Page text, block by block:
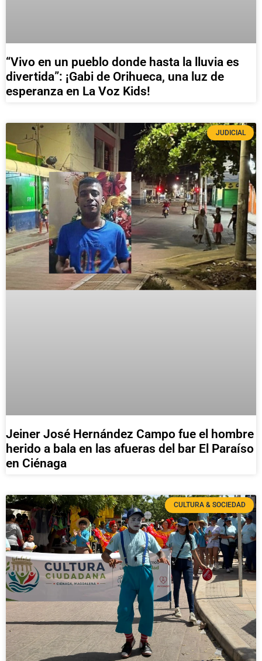
“Vivo en un pueblo donde hasta la lluvia es
divertida”: ¡Gabi de Orihueca, una luz de
esperanza en La Voz Kids!
JUDICIAL
Jeiner José Hernández Campo fue el hombre
herido a bala en las afueras del bar El Paraíso
en Ciénaga
CULTURA & SOCIEDAD